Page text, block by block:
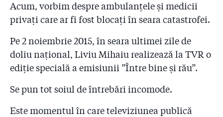
2.25
Piedone le-a amenajat un birou în primărie
pompierilor care s-au făcut că verifică ”Colectiv”
2.26
Numele a sute de medici schimbate ca să pice la
comisia ”aranjată” pentru examenul de specializare!
Doctor care pleacă din țară: ”Când am dat la
facultate, am fost sfătuit să nu merg la medicină dacă
nu am bani sau pile! Am spus atunci că sunt prostii.
Nu sunt prostii deloc!”
Acum, vorbim despre ambulanțele și medicii
privați care ar fi fost blocați în seara catastrofei.
Pe 2 noiembrie 2015, în seara ultimei zile de
doliu național, Liviu Mihaiu realizează la TVR o
ediție specială a emisiunii ”Între bine și rău”.
Se pun tot soiul de întrebări incomode.
Este momentul în care televiziunea publică